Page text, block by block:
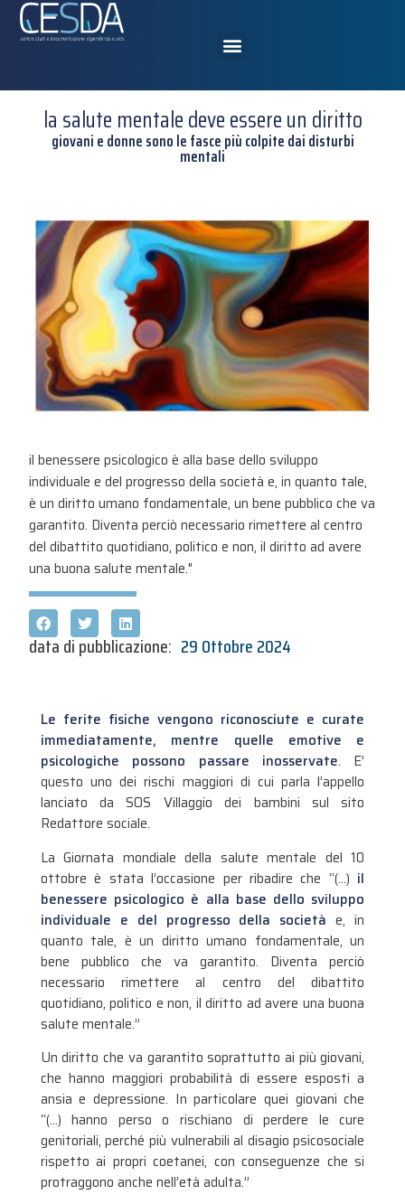
la salute mentale deve essere un diritto
giovani e donne sono le fasce più colpite dai disturbi
mentali
il benessere psicologico è alla base dello sviluppo
individuale e del progresso della società e, in quanto tale,
è un diritto umano fondamentale, un bene pubblico che va
garantito. Diventa perciò necessario rimettere al centro
del dibattito quotidiano, politico e non, il diritto ad avere
una buona salute mentale."
data di pubblicazione: 29 Ottobre 2024
Le ferite fisiche vengono riconosciute e curate
immediatamente, mentre quelle emotive e
psicologiche possono passare inosservate. E’
questo uno dei rischi maggiori di cui parla l’appello
lanciato da SOS Villaggio dei bambini sul sito
Redattore sociale.
La Giornata mondiale della salute mentale del 10
ottobre è stata l’occasione per ribadire che “(…) il
benessere psicologico è alla base dello sviluppo
individuale e del progresso della società e, in
quanto tale, è un diritto umano fondamentale, un
bene pubblico che va garantito. Diventa perciò
necessario rimettere al centro del dibattito
quotidiano, politico e non, il diritto ad avere una buona
salute mentale.”
Un diritto che va garantito soprattutto ai più giovani,
che hanno maggiori probabilità di essere esposti a
ansia e depressione. In particolare quei giovani che
“(…) hanno perso o rischiano di perdere le cure
genitoriali, perché più vulnerabili al disagio psicosociale
rispetto ai propri coetanei, con conseguenze che si
protraggono anche nell’età adulta.”